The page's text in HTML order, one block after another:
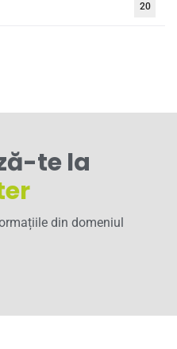
20
te la
din domeniul